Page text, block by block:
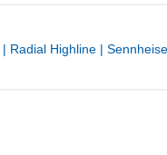
Radial Highline |